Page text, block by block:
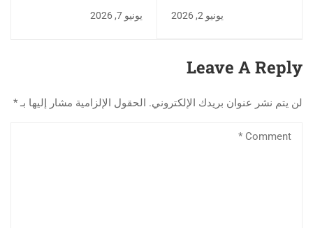
مرباح ورقلة الأستاذ
للطلبة الدوليين
ومشاركتهم اجواء عيد
الاضحى
يونيو 2, 2026 يونيو 7, 2026
Leave A Reply
لن يتم نشر عنوان بريدك الإلكتروني. الحقول الإلزامية مشار إليها بـ *